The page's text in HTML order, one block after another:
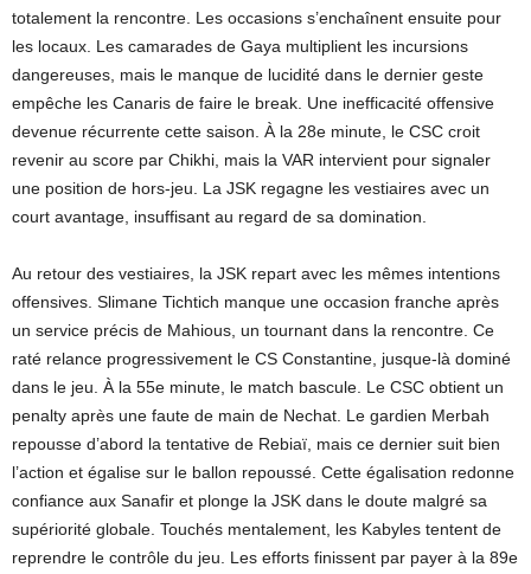
totalement la rencontre. Les occasions s’enchaînent ensuite pour
les locaux. Les camarades de Gaya multiplient les incursions
dangereuses, mais le manque de lucidité dans le dernier geste
empêche les Canaris de faire le break. Une inefficacité offensive
devenue récurrente cette saison. À la 28e minute, le CSC croit
revenir au score par Chikhi, mais la VAR intervient pour signaler
une position de hors-jeu. La JSK regagne les vestiaires avec un
court avantage, insuffisant au regard de sa domination.
Au retour des vestiaires, la JSK repart avec les mêmes intentions
offensives. Slimane Tichtich manque une occasion franche après
un service précis de Mahious, un tournant dans la rencontre. Ce
raté relance progressivement le CS Constantine, jusque-là dominé
dans le jeu. À la 55e minute, le match bascule. Le CSC obtient un
penalty après une faute de main de Nechat. Le gardien Merbah
repousse d’abord la tentative de Rebiaï, mais ce dernier suit bien
l’action et égalise sur le ballon repoussé. Cette égalisation redonne
confiance aux Sanafir et plonge la JSK dans le doute malgré sa
supériorité globale. Touchés mentalement, les Kabyles tentent de
reprendre le contrôle du jeu. Les efforts finissent par payer à la 89e